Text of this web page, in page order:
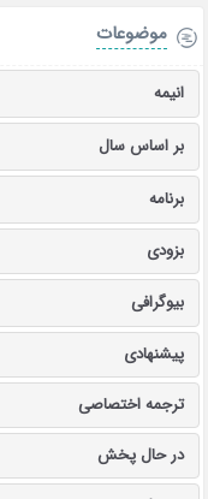
موضوعات
انیمه
بر اساس سال
برنامه
بزودی
بیوگرافی
پیشنهادی
ترجمه اختصاصی
در حال پخش